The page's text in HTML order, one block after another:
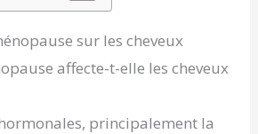
sur les cheveux
affecte-t-elle les cheveux
principalement la